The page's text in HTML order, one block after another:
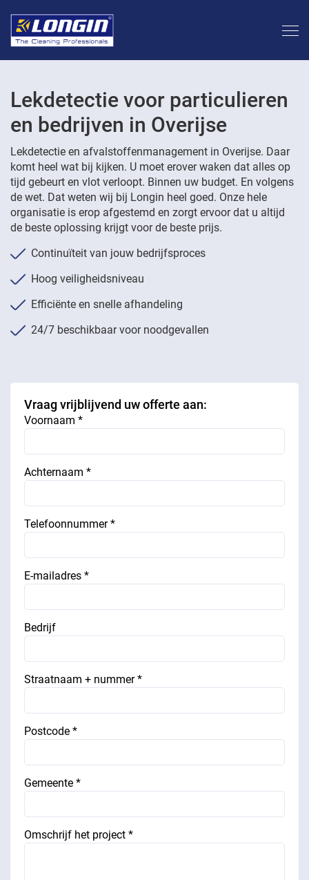
Lekdetectie voor particulieren
en bedrijven in Overijse
Lekdetectie en afvalstoffenmanagement in Overijse. Daar
komt heel wat bij kijken. U moet erover waken dat alles op
tijd gebeurt en vlot verloopt. Binnen uw budget. En volgens
de wet. Dat weten wij bij Longin heel goed. Onze hele
organisatie is erop afgestemd en zorgt ervoor dat u altijd
de beste oplossing krijgt voor de beste prijs.
Continuïteit van jouw bedrijfsproces
Hoog veiligheidsniveau
Efficiënte en snelle afhandeling
24/7 beschikbaar voor noodgevallen
Vraag vrijblijvend uw offerte aan:
Voornaam *
Achternaam *
Telefoonnummer *
E-mailadres *
Bedrijf
Straatnaam + nummer *
Postcode *
Gemeente *
Omschrijf het project *